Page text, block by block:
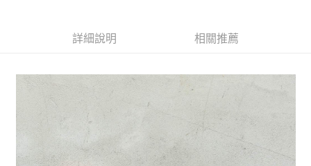
3.實際核准額度、可分期數及費用金額請依後續交易確認頁面所載為準。
4.訂單成立30分鐘內，如未前往確認交易或遇審核未通過，訂單將自動取
【繳款方式說明】
1.分期款項不併入電信帳單，「大哥付你分期」於每月結算日後寄送繳費提
2.透過簡訊連結打開帳單後，可選擇「超商條碼／台灣大直營門市／銀行轉
帳／街口支付／iPASS MONEY」等通路繳費。
【注意事項】
３．安心：先確認商品／服務後，再付款。
【「AFTEE先享後付」結帳流程】
１．於結帳方式選擇「AFTEE先享後付」後，將跳轉至「AFTEE先享後付」
結帳頁面，進行簡訊認證並確認金額後，即可完成結帳。
２．訂單成立數日內，您將收到繳費通知簡訊。
３．收到繳費通知簡訊後14天內，點擊此簡訊中的連結，可透過四大超商／
ATM／網路銀行／等多元方式進行付款，方視為交易完成。
每筆NT$80，滿NT$888(含以上)免運費
付款後 全家取貨
每筆NT$80，滿NT$888(含以上)免運費
7-11 取貨付款
每筆NT$80，滿NT$1,500(含以上)免運費
詳細說明 相關推薦